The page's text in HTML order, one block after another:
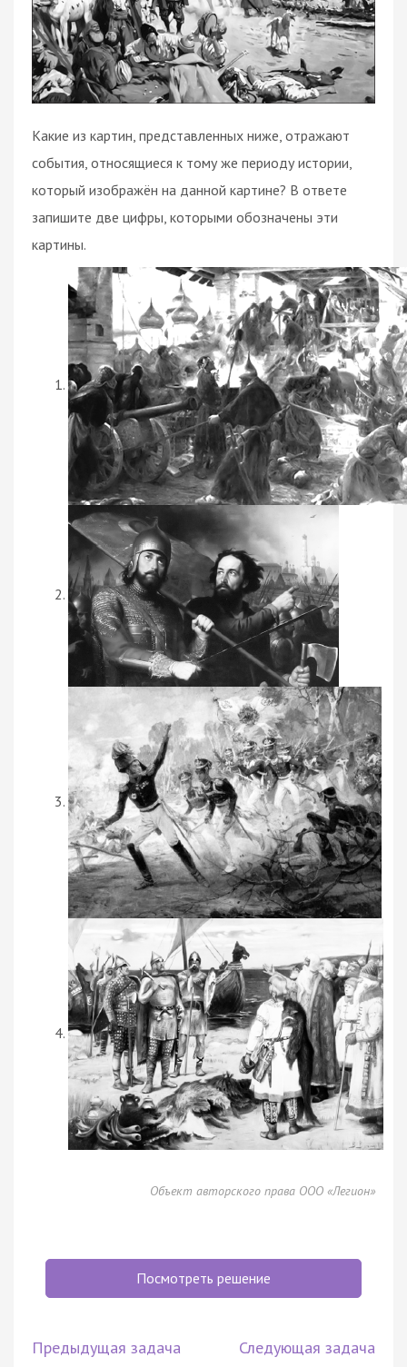
Какие из картин, представленных ниже, отражают
события, относящиеся к тому же периоду истории,
который изображён на данной картине? В ответе
запишите две цифры, которыми обозначены эти
картины.
Объект авторского права ООО «Легион»
Посмотреть решение
Предыдущая задача Следующая задача